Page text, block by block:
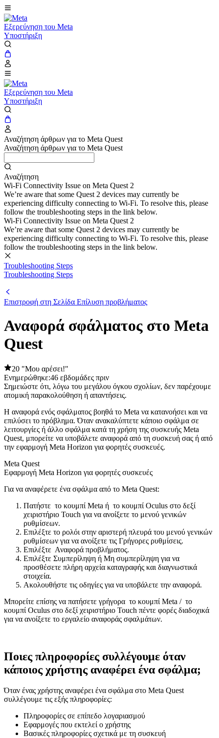
Εξερεύνηση του Meta
Υποστήριξη
Εξερεύνηση του Meta
Υποστήριξη
Αναζήτηση άρθρων για το Meta Quest
Αναζήτηση άρθρων για το Meta Quest
Αναζήτηση
Wi-Fi Connectivity Issue on Meta Quest 2
We’re aware that some Quest 2 devices may currently be
experiencing difficulty connecting to Wi-Fi. To resolve this, please
follow the troubleshooting steps in the link below.
Wi-Fi Connectivity Issue on Meta Quest 2
We’re aware that some Quest 2 devices may currently be
experiencing difficulty connecting to Wi-Fi. To resolve this, please
follow the troubleshooting steps in the link below.
Troubleshooting Steps
Troubleshooting Steps
Επιστροφή στη Σελίδα Επίλυση προβλήματος
Αναφορά σφάλματος στο Meta
Quest
20 "Μου αρέσει!"
Ενημερώθηκε:46 εβδομάδες πριν
Σημειώστε ότι, λόγω του μεγάλου όγκου σχολίων, δεν παρέχουμε
ατομική παρακολούθηση ή απαντήσεις.
Η αναφορά ενός σφάλματος βοηθά το Meta να κατανοήσει και να
επιλύσει το πρόβλημα. Όταν ανακαλύπτετε κάποιο σφάλμα σε
λειτουργίες ή άλλο σφάλμα κατά τη χρήση της συσκευής Meta
Quest, μπορείτε να υποβάλετε αναφορά από τη συσκευή σας ή από
την εφαρμογή Meta Horizon για φορητές συσκευές.
Meta Quest
Εφαρμογή Meta Horizon για φορητές συσκευές
Για να αναφέρετε ένα σφάλμα από το Meta Quest:
Πατήστε το κουμπί Meta ή το κουμπί Oculus στο δεξί
χειριστήριο Touch για να ανοίξετε το μενού γενικών
ρυθμίσεων.
Επιλέξτε το ρολόι στην αριστερή πλευρά του μενού γενικών
ρυθμίσεων για να ανοίξετε τις Γρήγορες ρυθμίσεις.
Επιλέξτε Αναφορά προβλήματος.
Επιλέξτε Συμπερίληψη ή Μη συμπερίληψη για να
προσθέσετε πλήρη αρχεία καταγραφής και διαγνωστικά
στοιχεία.
Ακολουθήστε τις οδηγίες για να υποβάλετε την αναφορά.
Μπορείτε επίσης να πατήσετε γρήγορα το κουμπί Meta / το
κουμπί Oculus στο δεξί χειριστήριο Touch πέντε φορές διαδοχικά
για να ανοίξετε το εργαλείο αναφοράς σφαλμάτων.
Ποιες πληροφορίες συλλέγουμε όταν
κάποιος χρήστης αναφέρει ένα σφάλμα;
Όταν ένας χρήστης αναφέρει ένα σφάλμα στο Meta Quest
συλλέγουμε τις εξής πληροφορίες:
Πληροφορίες σε επίπεδο λογαριασμού
Εφαρμογές που εκτελεί ο χρήστης
Βασικές πληροφορίες σχετικά με τη συσκευή